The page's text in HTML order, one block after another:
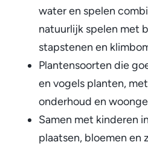
water en spelen
natuurlijk spelen met
stapstenen en
Plantensoorten die
en vogels planten,
onderhoud en
Samen met kinderen
plaatsen, bloemen en